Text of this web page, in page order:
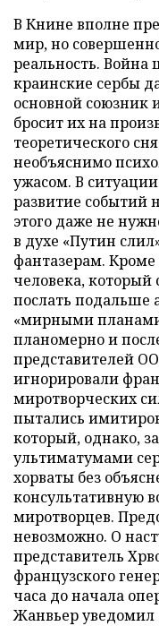
В Книне вполне
мир, но
реальность.
краинские сербы
основной союзник
бросит их на
теоретического
необъяснимо
ужасом. В
развитие событий
этого даже не
в духе «Путин
фантазерам. Кроме
человека,
послать подальше
«мирными
планомерно и
представителей
игнорировали
миротворческих
пытались
который, однако,
ультиматумами
хорваты без
консультативную
миротворцев.
невозможно. О
представитель
французского
часа до начала
Жанвьер уведомил